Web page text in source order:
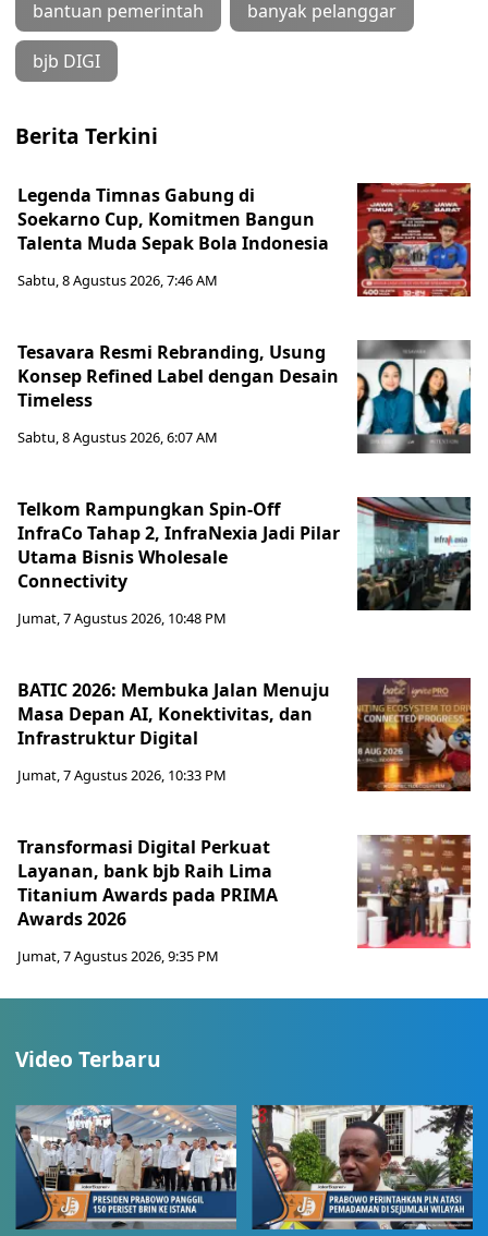
bantuan pemerintah banyak pelanggar
bjb DIGI
Berita Terkini
Legenda Timnas Gabung di
Soekarno Cup, Komitmen Bangun
Talenta Muda Sepak Bola Indonesia
Sabtu, 8 Agustus 2026, 7:46 AM
Tesavara Resmi Rebranding, Usung
Konsep Refined Label dengan Desain
Timeless
Sabtu, 8 Agustus 2026, 6:07 AM
Telkom Rampungkan Spin-Off
InfraCo Tahap 2, InfraNexia Jadi Pilar
Utama Bisnis Wholesale
Connectivity
Jumat, 7 Agustus 2026, 10:48 PM
BATIC 2026: Membuka Jalan Menuju
Masa Depan AI, Konektivitas, dan
Infrastruktur Digital
Jumat, 7 Agustus 2026, 10:33 PM
Transformasi Digital Perkuat
Layanan, bank bjb Raih Lima
Titanium Awards pada PRIMA
Awards 2026
Jumat, 7 Agustus 2026, 9:35 PM
Video Terbaru